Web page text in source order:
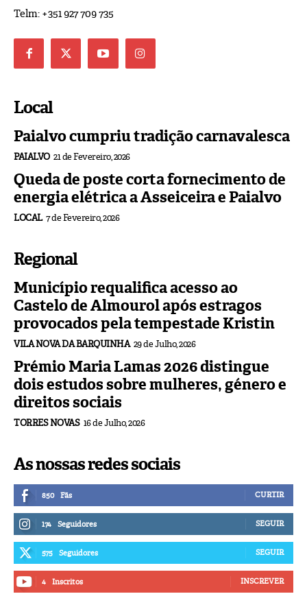
Telm: +351 927 709 735
Local
Paialvo cumpriu tradição carnavalesca
PAIALVO 21 de Fevereiro, 2026
Queda de poste corta fornecimento de
energia elétrica a Asseiceira e Paialvo
LOCAL 7 de Fevereiro, 2026
Regional
Município requalifica acesso ao
Castelo de Almourol após estragos
provocados pela tempestade Kristin
VILA NOVA DA BARQUINHA 29 de Julho, 2026
Prémio Maria Lamas 2026 distingue
dois estudos sobre mulheres, género e
direitos sociais
TORRES NOVAS 16 de Julho, 2026
As nossas redes sociais
850 Fãs CURTIR
174 Seguidores SEGUIR
575 Seguidores SEGUIR
4 Inscritos INSCREVER